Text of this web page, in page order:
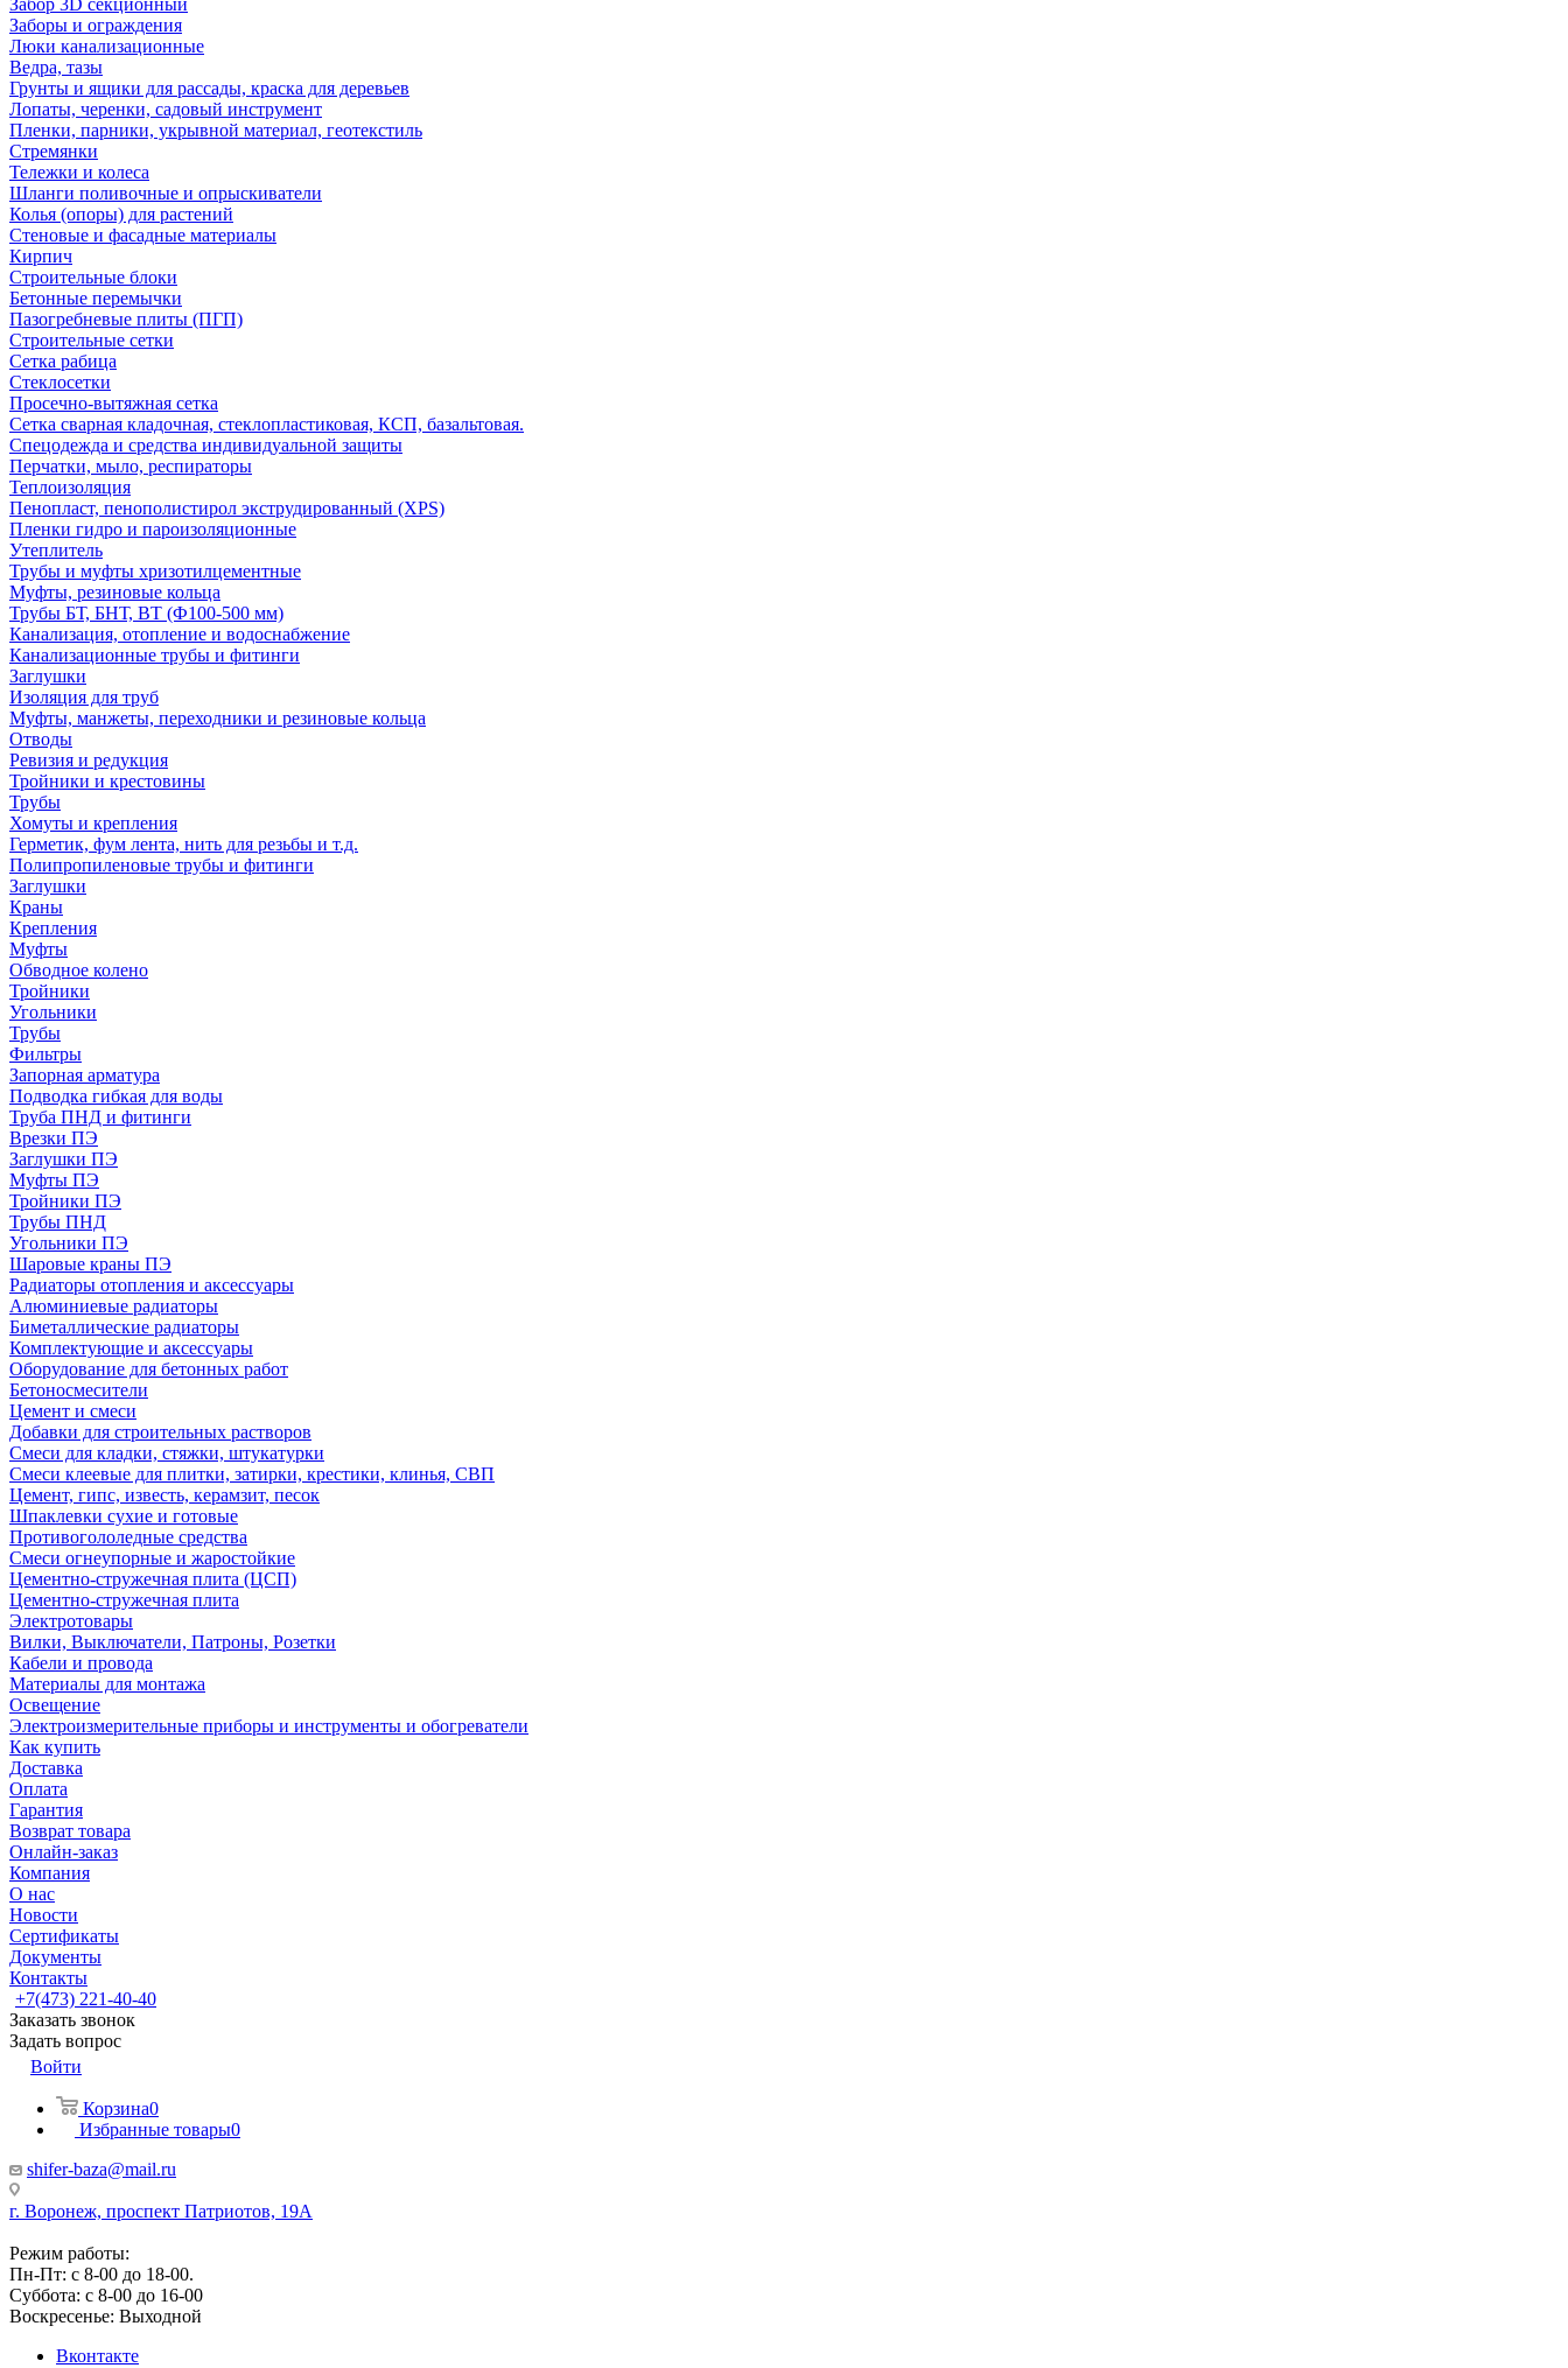
Забор 3D секционный
Заборы и ограждения
Люки канализационные
Ведра, тазы
Грунты и ящики для рассады, краска для деревьев
Лопаты, черенки, садовый инструмент
Пленки, парники, укрывной материал, геотекстиль
Стремянки
Тележки и колеса
Шланги поливочные и опрыскиватели
Колья (опоры) для растений
Стеновые и фасадные материалы
Кирпич
Строительные блоки
Бетонные перемычки
Пазогребневые плиты (ПГП)
Строительные сетки
Сетка рабица
Стеклосетки
Просечно-вытяжная сетка
Сетка сварная кладочная, стеклопластиковая, КСП, базальтовая.
Спецодежда и средства индивидуальной защиты
Перчатки, мыло, респираторы
Теплоизоляция
Пенопласт, пенополистирол экструдированный (XPS)
Пленки гидро и пароизоляционные
Утеплитель
Трубы и муфты хризотилцементные
Муфты, резиновые кольца
Трубы БТ, БНТ, ВТ (Ф100-500 мм)
Канализация, отопление и водоснабжение
Канализационные трубы и фитинги
Заглушки
Изоляция для труб
Муфты, манжеты, переходники и резиновые кольца
Отводы
Ревизия и редукция
Тройники и крестовины
Трубы
Хомуты и крепления
Герметик, фум лента, нить для резьбы и т.д.
Полипропиленовые трубы и фитинги
Заглушки
Краны
Крепления
Муфты
Обводное колено
Тройники
Угольники
Трубы
Фильтры
Запорная арматура
Подводка гибкая для воды
Труба ПНД и фитинги
Врезки ПЭ
Заглушки ПЭ
Муфты ПЭ
Тройники ПЭ
Трубы ПНД
Угольники ПЭ
Шаровые краны ПЭ
Радиаторы отопления и аксессуары
Алюминиевые радиаторы
Биметаллические радиаторы
Комплектующие и аксессуары
Оборудование для бетонных работ
Бетоносмесители
Цемент и смеси
Добавки для строительных растворов
Смеси для кладки, стяжки, штукатурки
Смеси клеевые для плитки, затирки, крестики, клинья, СВП
Цемент, гипс, известь, керамзит, песок
Шпаклевки сухие и готовые
Противогололедные средства
Смеси огнеупорные и жаростойкие
Цементно-стружечная плита (ЦСП)
Цементно-стружечная плита
Электротовары
Вилки, Выключатели, Патроны, Розетки
Кабели и провода
Материалы для монтажа
Освещение
Электроизмерительные приборы и инструменты и обогреватели
Как купить
Доставка
Оплата
Гарантия
Возврат товара
Онлайн-заказ
Компания
О нас
Новости
Сертификаты
Документы
Контакты
+7(473) 221-40-40
Заказать звонок
Задать вопрос
Войти
Корзина0
Избранные товары0
shifer-baza@mail.ru
г. Воронеж, проспект Патриотов, 19А
Режим работы:
Пн-Пт: с 8-00 до 18-00.
Суббота: с 8-00 до 16-00
Воскресенье: Выходной
Вконтакте